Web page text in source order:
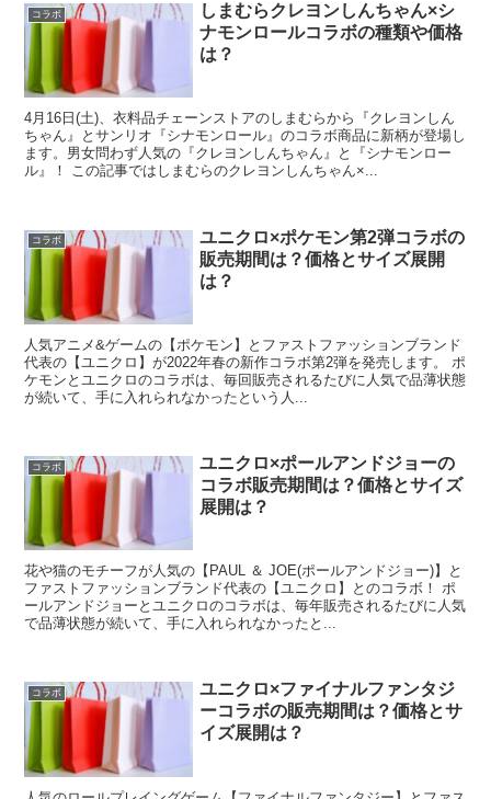
コラボ
しまむらクレヨンしんちゃん×シ
ナモンロールコラボの種類や価格
は？
4月16日(土)、衣料品チェーンストアのしまむらから『クレヨンしん
ちゃん』とサンリオ『シナモンロール』のコラボ商品に新柄が登場し
ます。男女問わず人気の『クレヨンしんちゃん』と『シナモンロー
ル』！ この記事ではしまむらのクレヨンしんちゃん×...
コラボ
ユニクロ×ポケモン第2弾コラボの
販売期間は？価格とサイズ展開
は？
人気アニメ&ゲームの【ポケモン】とファストファッションブランド
代表の【ユニクロ】が2022年春の新作コラボ第2弾を発売します。 ポ
ケモンとユニクロのコラボは、毎回販売されるたびに人気で品薄状態
が続いて、手に入れられなかったという人...
コラボ
ユニクロ×ポールアンドジョーの
コラボ販売期間は？価格とサイズ
展開は？
花や猫のモチーフが人気の【PAUL ＆ JOE(ポールアンドジョー)】と
ファストファッションブランド代表の【ユニクロ】とのコラボ！ ポ
ールアンドジョーとユニクロのコラボは、毎年販売されるたびに人気
で品薄状態が続いて、手に入れられなかったと...
コラボ
ユニクロ×ファイナルファンタジ
ーコラボの販売期間は？価格とサ
イズ展開は？